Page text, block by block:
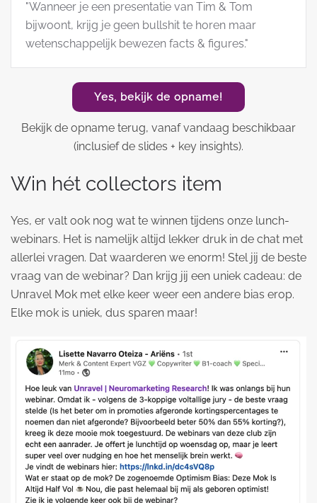
"Wanneer je een presentatie van Tim & Tom
bijwoont, krijg je geen bullshit te horen maar
wetenschappelijk bewezen facts & figures."
Yes, bekijk de opname!
Bekijk de opname terug, vanaf vandaag beschikbaar
(inclusief de slides + key insights).
Win hét collectors item
Yes, er valt ook nog wat te winnen tijdens onze lunch-
webinars. Het is namelijk altijd lekker druk in de chat met
allerlei vragen. Dat waarderen we enorm! Stel jij de beste
vraag van de webinar? Dan krijg jij een uniek cadeau: de
Unravel Mok met elke keer weer een andere bias erop.
Elke mok is uniek, dus sparen maar!